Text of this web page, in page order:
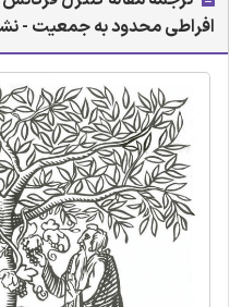
افراطی محدود به جمعیت -